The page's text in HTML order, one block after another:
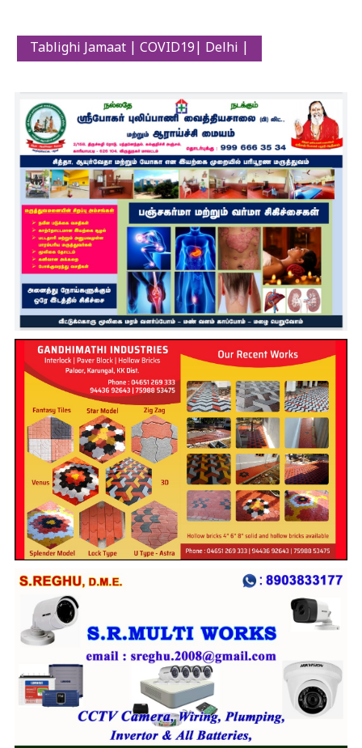
Tablighi Jamaat | COVID19| Delhi |